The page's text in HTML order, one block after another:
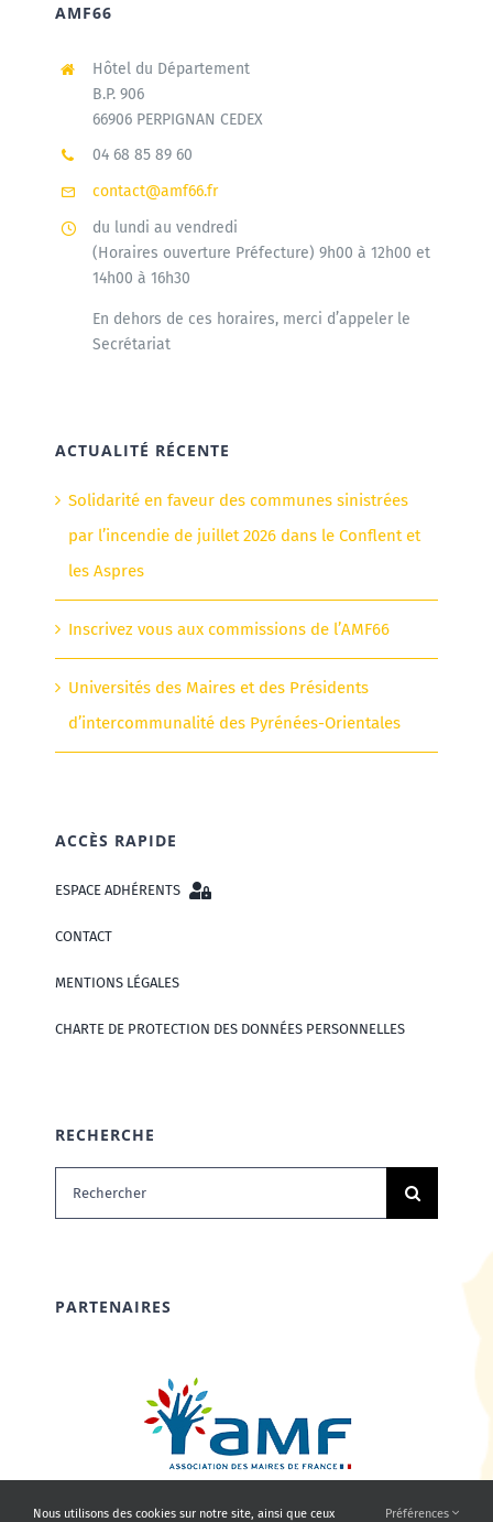
AMF66
Hôtel du Département
B.P. 906
66906 PERPIGNAN CEDEX
04 68 85 89 60
contact@amf66.fr
du lundi au vendredi
(Horaires ouverture Préfecture) 9h00 à 12h00 et
14h00 à 16h30
En dehors de ces horaires, merci d’appeler le
Secrétariat
ACTUALITÉ RÉCENTE
Solidarité en faveur des communes sinistrées
par l’incendie de juillet 2026 dans le Conflent et
les Aspres
Inscrivez vous aux commissions de l’AMF66
Universités des Maires et des Présidents
d’intercommunalité des Pyrénées-Orientales
ACCÈS RAPIDE
ESPACE ADHÉRENTS
CONTACT
MENTIONS LÉGALES
CHARTE DE PROTECTION DES DONNÉES PERSONNELLES
RECHERCHE
Rechercher:
PARTENAIRES
Nous utilisons des cookies sur notre site, ainsi que ceux Préférences